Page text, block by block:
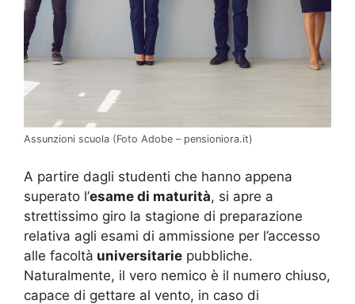
Assunzioni scuola (Foto Adobe – pensioniora.it)
A partire dagli studenti che hanno appena
superato l’esame di maturità, si apre a
strettissimo giro la stagione di preparazione
relativa agli esami di ammissione per l’accesso
alle facoltà universitarie pubbliche.
Naturalmente, il vero nemico è il numero chiuso,
capace di gettare al vento, in caso di